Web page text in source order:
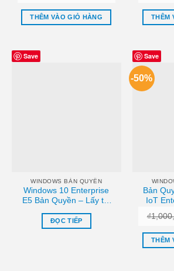
là:
₫2,000,000.
tại
là:
₫1,500,000.
THÊM VÀO GIỎ HÀNG THÊM
Save
WINDOWS BẢN QUYỀN
Windows 10 Enterprise
E5 Bản Quyền – Lấy tại
TPHCM
ĐỌC TIẾP
Save
-50%
Bản
IoT
₫
THÊM